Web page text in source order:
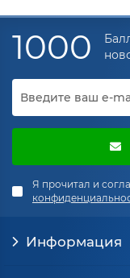
1000
Я прочитал и
Информация